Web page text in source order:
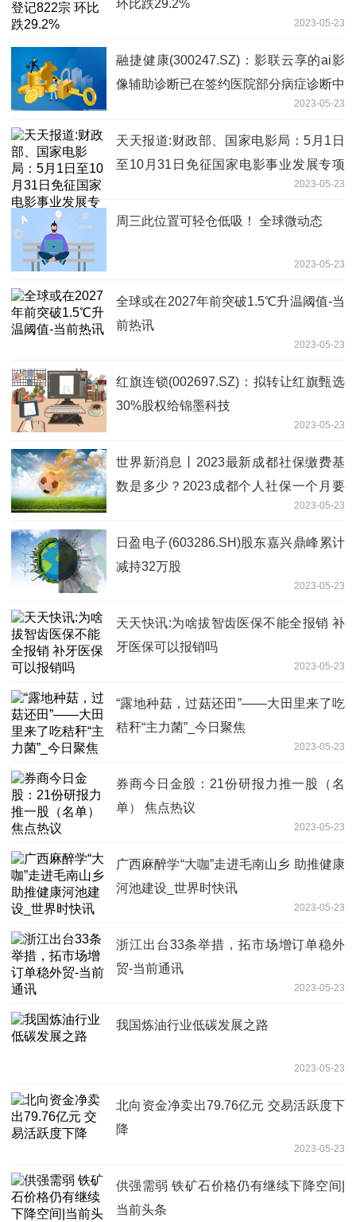
环比跌29.2%
2023-05-23
融捷健康(300247.SZ)：影联云享的ai影
像辅助诊断已在签约医院部分病症诊断中
2023-05-23
天天报道:财政部、国家电影局：5月1日
至10月31日免征国家电影事业发展专项
2023-05-23
周三此位置可轻仓低吸！ 全球微动态
2023-05-23
全球或在2027年前突破1.5℃升温阈值-当
前热讯
2023-05-23
红旗连锁(002697.SZ)：拟转让红旗甄选
30%股权给锦墨科技
2023-05-23
世界新消息丨2023最新成都社保缴费基
数是多少？2023成都个人社保一个月要
2023-05-23
日盈电子(603286.SH)股东嘉兴鼎峰累计
减持32万股
2023-05-23
天天快讯:为啥拔智齿医保不能全报销 补
牙医保可以报销吗
2023-05-23
“露地种菇，过菇还田”——大田里来了吃
秸秆“主力菌”_今日聚焦
2023-05-23
券商今日金股：21份研报力推一股（名
单） 焦点热议
2023-05-23
广西麻醉学“大咖”走进毛南山乡 助推健康
河池建设_世界时快讯
2023-05-23
浙江出台33条举措，拓市场增订单稳外
贸-当前通讯
2023-05-23
我国炼油行业低碳发展之路
2023-05-23
北向资金净卖出79.76亿元 交易活跃度下
降
2023-05-23
供强需弱 铁矿石价格仍有继续下降空间|
当前头条